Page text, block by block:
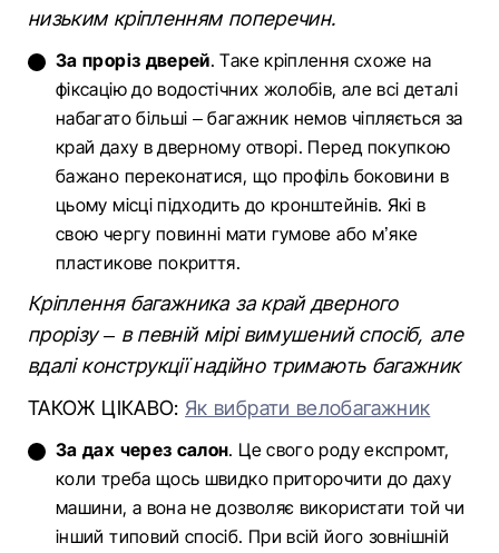
низьким кріпленням поперечин.
За проріз дверей. Таке кріплення схоже на
фіксацію до водостічних жолобів, але всі деталі
набагато більші – багажник немов чіпляється за
край даху в дверному отворі. Перед покупкою
бажано переконатися, що профіль боковини в
цьому місці підходить до кронштейнів. Які в
свою чергу повинні мати гумове або м’яке
пластикове покриття.
Кріплення багажника за край дверного
прорізу – в певній мірі вимушений спосіб, але
вдалі конструкції надійно тримають багажник
ТАКОЖ ЦІКАВО: Як вибрати велобагажник
За дах через салон. Це свого роду експромт,
коли треба щось швидко приторочити до даху
машини, а вона не дозволяє використати той чи
інший типовий спосіб. При всій його зовнішній